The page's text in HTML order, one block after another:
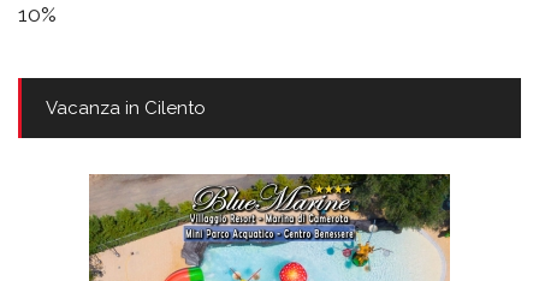
10%
Vacanza in Cilento